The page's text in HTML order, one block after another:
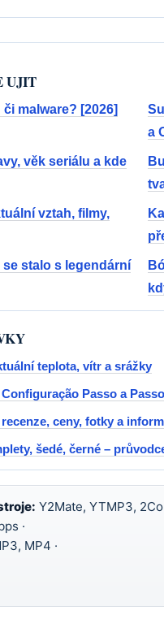
UJIT
malware? [2026]
a
věk seriálu a kde
vztah, filmy,
stalo s legendární
teplota, vítr a srážky
Passo a Passo
ceny, fotky a
šedé, černé –
Y2Mate, YTMP3,
·
MP4 ·